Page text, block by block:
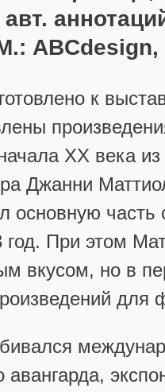
авт.
к
XX века
Джанни
основную часть
год. При этом
вкусом, но в
для
авангарда,